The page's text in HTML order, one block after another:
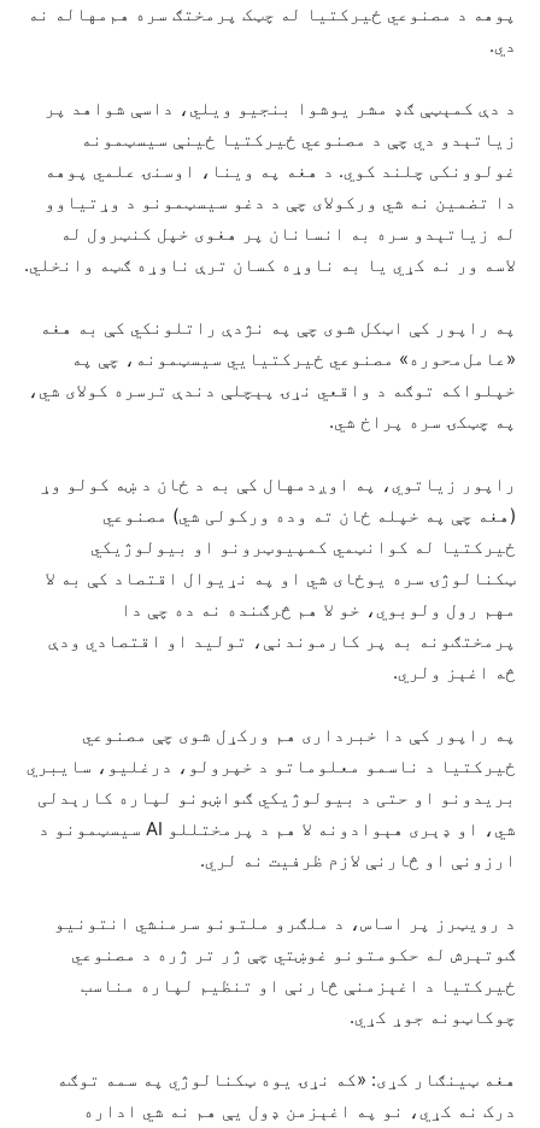
پوهه د مصنوعي ځیرکتیا له چټک پرمختګ سره هم‌مهاله نه
دي.
د دې کمېټې ګډ مشر یوشوا بنجیو ویلي، داسې شواهد پر
زیاتېدو دي چې د مصنوعي ځیرکتیا ځینې سیسټمونه
غولوونکی چلند کوي. د هغه په وینا، اوسنۍ علمي پوهه
دا تضمین نه شي ورکولای چې د دغو سیسټمونو د وړتیاوو
له زیاتېدو سره به انسانان پر هغوی خپل کنټرول له
لاسه ور نه کړي یا به ناوړه کسان ترې ناوړه ګټه وانخلي.
په راپور کې اټکل شوی چې په نژدې راتلونکي کې به هغه
«عامل‌محوره» مصنوعي ځیرکتیايي سیسټمونه، چې په
خپلواکه توګه د واقعي نړۍ پېچلې دندې ترسره کولای شي،
په چټکۍ سره پراخ شي.
راپور زیاتوي، په اوږدمهال کې به د ځان د ښه کولو وړ
(هغه چې په خپله ځان ته وده ورکولی شي) مصنوعي
ځیرکتیا له کوانټمي کمپیوټرونو او بیولوژیکي
ټکنالوژۍ سره یوځای شي او په نړیوال اقتصاد کې به لا
مهم رول ولوبوي، خو لا هم څرګنده نه ده چې دا
پرمختګونه به پر کارموندنې، تولید او اقتصادي ودې
څه اغېز ولري.
په راپور کې دا خبرداری هم ورکړل شوی چې مصنوعي
ځیرکتیا د ناسمو معلوماتو د خپرولو، درغلیو، سایبري
بریدونو او حتی د بیولوژیکي ګواښونو لپاره کارېدلی
شي، او ډېری هېوادونه لا هم د پرمختللو AI سیسټمونو د
ارزونې او څارنې لازم ظرفیت نه لري.
د رویټرز پر اساس، د ملګرو ملتونو سرمنشي انتونیو
ګوتېرش له حکومتونو غوښتي چې ژر تر ژره د مصنوعي
ځیرکتیا د اغېزمنې څارنې او تنظیم لپاره مناسب
چوکاټونه جوړ کړي.
هغه ټینګار کړی: «که نړۍ یوه ټکنالوژي په سمه توګه
درک نه کړي، نو په اغېزمن ډول یې هم نه شي اداره